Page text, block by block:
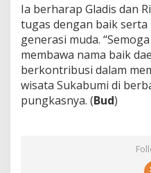
Ia berharap Gladis dan
tugas dengan baik
generasi muda.
membawa nama baik
berkontribusi dalam
wisata Sukabumi di
pungkasnya. (Bud)